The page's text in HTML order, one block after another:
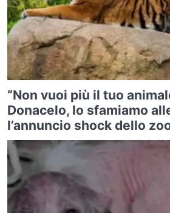
“Non vuoi più il tuo
Donacelo, lo sfamiamo
l’annuncio shock dello